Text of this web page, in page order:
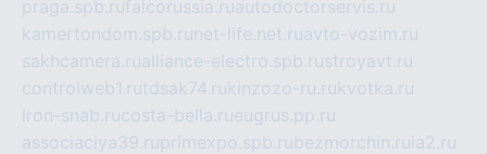
praga.spb.rufalcorussia.ruautodoctorservis.ru
kamertondom.spb.ru net-life.net.ruavto-vozim.ru
sakhcamera.rualliance-electro.spb.rustroyavt.ru
controlweb1.rutdsak74.rukinzozo-ru.rukvotka.ru
iron-snab.rucosta-bella.rueugrus.pp.ru
associaciya39.ruprimexpo.spb.rubezmorchin.ru ia2.ru